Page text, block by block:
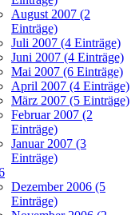
August 2007 (2
Einträge)
Juli 2007 (4 Einträge)
Juni 2007 (4 Einträge)
Mai 2007 (6 Einträge)
April 2007 (4 Einträge)
März 2007 (5 Einträge)
Februar 2007 (2
Einträge)
Januar 2007 (3
Einträge)
Dezember 2006 (5
Einträge)